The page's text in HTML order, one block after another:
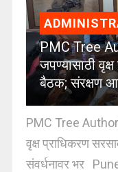
PMC Tree
जपण्यासाठी
बैठक; संरक्षण
PMC Tree
वृक्ष प्राधिकरण
संवर्धनावर भर